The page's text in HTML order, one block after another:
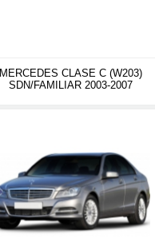
MERCEDES CLASE C (W203)
SDN/FAMILIAR 2003-2007